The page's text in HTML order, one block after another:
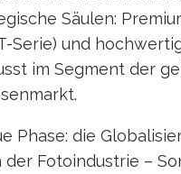
Säulen:
Serie) und
im Segment der
Phase: die
Fotoindustrie –